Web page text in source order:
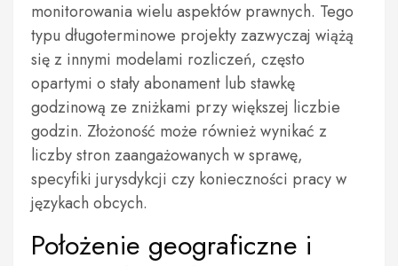
monitorowania wielu aspektów prawnych. Tego
typu długoterminowe projekty zazwyczaj wiążą
się z innymi modelami rozliczeń, często
opartymi o stały abonament lub stawkę
godzinową ze zniżkami przy większej liczbie
godzin. Złożoność może również wynikać z
liczby stron zaangażowanych w sprawę,
specyfiki jurysdykcji czy konieczności pracy w
językach obcych.
Położenie geograficzne i